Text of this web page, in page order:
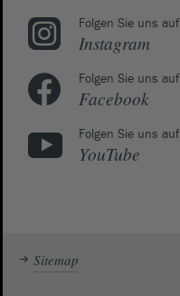
Folgen Sie uns auf
Instagram
Folgen Sie uns auf
Facebook
Folgen Sie uns auf
YouTube
Sitemap